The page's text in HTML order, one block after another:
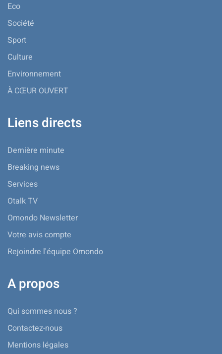
Eco
Société
Sport
Culture
Environnement
À CŒUR OUVERT
Liens directs
Dernière minute
Breaking news
Services
Otalk TV
Omondo Newsletter
Votre avis compte
Rejoindre l'équipe Omondo
A propos
Qui sommes nous ?
Contactez-nous
Mentions légales